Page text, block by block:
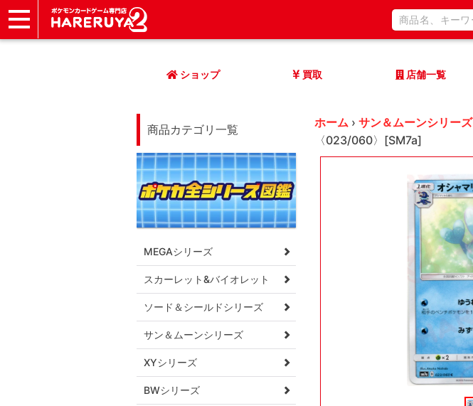
ショップ 買取 店舗一覧
商品カテゴリ一覧
MEGAシリーズ
スカーレット&バイオレット
ソード＆シールドシリーズ
サン＆ムーンシリーズ
XYシリーズ
BWシリーズ
ホーム › サン＆ムーンシリーズ
〈023/060〉[SM7a]